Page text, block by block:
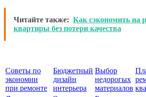
Читайте также: Как сэкономить на
квартиры без потери качества
Советы по
экономии
при ремонте
Бюджетный
дизайн
интерьера
Выбор
недорогых
материалов